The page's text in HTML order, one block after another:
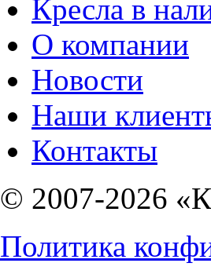
Кресла в
О компании
Новости
Наши
Контакты
© 2007-2026
Политика